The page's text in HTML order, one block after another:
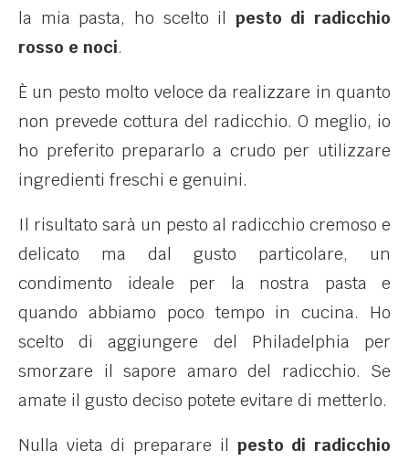
la mia pasta, ho scelto il pesto di radicchio
rosso e noci.
È un pesto molto veloce da realizzare in quanto
non prevede cottura del radicchio. O meglio, io
ho preferito prepararlo a crudo per utilizzare
ingredienti freschi e genuini.
Il risultato sarà un pesto al radicchio cremoso e
delicato ma dal gusto particolare, un
condimento ideale per la nostra pasta e
quando abbiamo poco tempo in cucina. Ho
scelto di aggiungere del Philadelphia per
smorzare il sapore amaro del radicchio. Se
amate il gusto deciso potete evitare di metterlo.
Nulla vieta di preparare il pesto di radicchio